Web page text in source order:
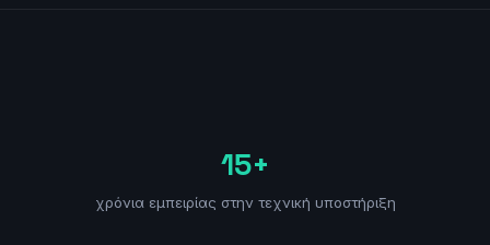
15+
χρόνια εμπειρίας στην τεχνική υποστήριξη